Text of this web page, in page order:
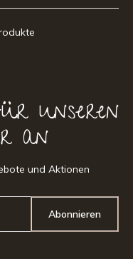
unseren
an
und Aktionen
Abonnieren